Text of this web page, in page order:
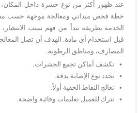
عند ظهور أكثر من نوع حشرة داخل
خطة فحص ميداني ومعالجة موجهة حسب
الخدمة بطريقة تبدأ من فهم سبب
قبل استخدام أي مادة. الهدف أن تصل
المصارف، ومناطق الرطوبة.
نكشف أماكن تجمع الحشرات.
نحدد نوع الإصابة بدقة.
نعالج النقاط الخفية أولاً.
نترك للعميل تعليمات وقائية واضحة.